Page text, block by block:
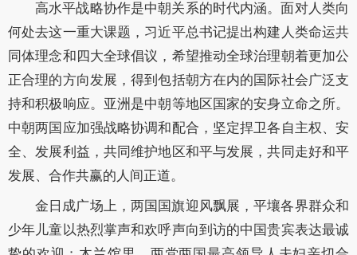
高水平战略协作是中朝关系的时代内涵。面对人类向
何处去这一重大课题，习近平总书记提出构建人类命运共
同体理念和四大全球倡议，希望推动全球治理朝着更加公
正合理的方向发展，得到包括朝方在内的国际社会广泛支
持和积极响应。亚洲是中朝等地区国家的安身立命之所。
中朝两国应加强战略协调和配合，坚定捍卫各自主权、安
全、发展利益，共同维护地区和平与发展，共同走好和平
发展、合作共赢的人间正道。
金日成广场上，两国国旗迎风飘展，平壤各界群众和
少年儿童以热烈掌声和欢呼声向到访的中国贵宾表达最诚